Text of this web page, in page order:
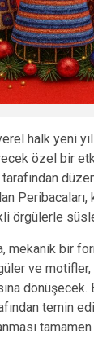
halk yeni yıl
özel bir
Peribacaları,
örgülerle
mekanik bir
ve
dönüşecek.
temin
tamamen